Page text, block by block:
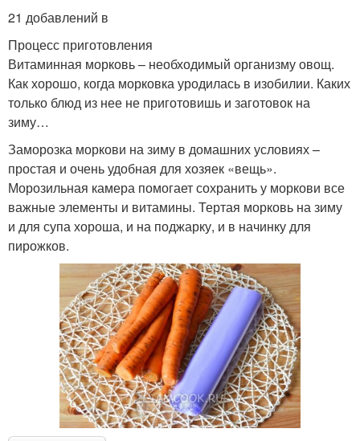
21 добавлений в
Процесс приготовления
Витаминная морковь – необходимый организму овощ.
Как хорошо, когда морковка уродилась в изобилии. Каких
только блюд из нее не приготовишь и заготовок на
зиму…
Заморозка моркови на зиму в домашних условиях –
простая и очень удобная для хозяек «вещь».
Морозильная камера помогает сохранить у моркови все
важные элементы и витамины. Тертая морковь на зиму
и для супа хороша, и на поджарку, и в начинку для
пирожков.